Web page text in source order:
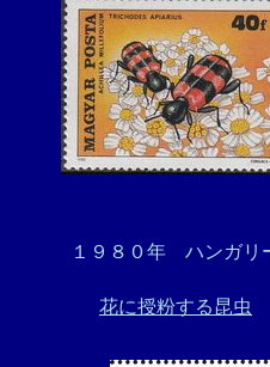
１９８０年 ハンガリ
花に授粉する昆虫